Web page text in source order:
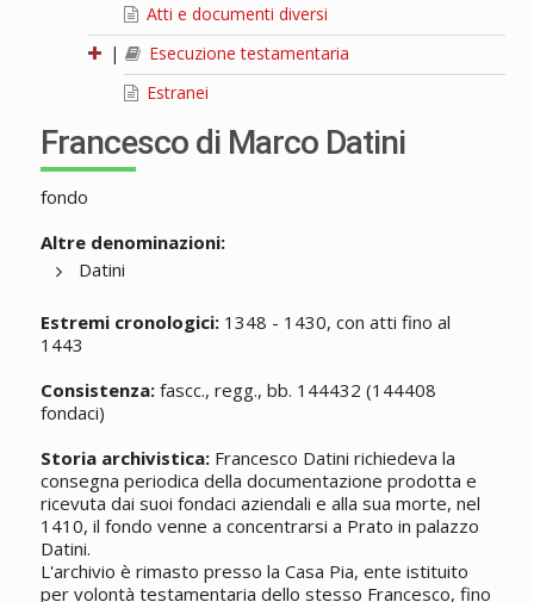
Atti e documenti diversi
|
Esecuzione testamentaria
Estranei
Francesco di Marco Datini
fondo
Altre denominazioni:
Datini
Estremi cronologici:1348 - 1430, con atti fino al
1443
Consistenza:fascc., regg., bb. 144432 (144408
fondaci)
Storia archivistica:Francesco Datini richiedeva la
consegna periodica della documentazione prodotta e
ricevuta dai suoi fondaci aziendali e alla sua morte, nel
1410, il fondo venne a concentrarsi a Prato in palazzo
Datini.
L'archivio è rimasto presso la Casa Pia, ente istituito
per volontà testamentaria dello stesso Francesco, fino